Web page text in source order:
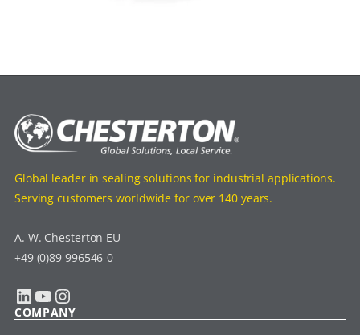
Global leader in sealing solutions for industrial applications.
Serving customers worldwide for over 140 years.
A. W. Chesterton EU
+49 (0)89 996546-0
LinkedIn YouTube Instagram
COMPANY